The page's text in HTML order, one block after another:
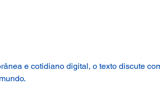
e cotidiano digital, o texto discute